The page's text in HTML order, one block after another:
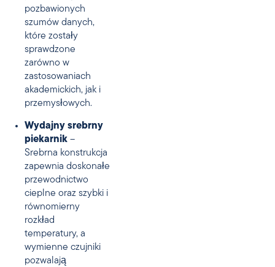
pozbawionych
szumów danych,
które zostały
sprawdzone
zarówno w
zastosowaniach
akademickich, jak i
przemysłowych.
Wydajny srebrny
piekarnik –
Srebrna konstrukcja
zapewnia doskonałe
przewodnictwo
cieplne oraz szybki i
równomierny
rozkład
temperatury, a
wymienne czujniki
pozwalają